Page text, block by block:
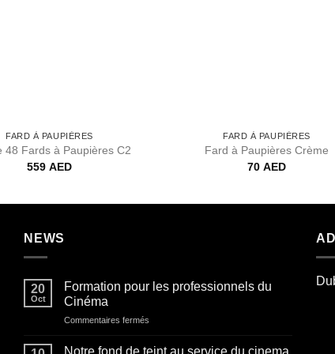
FARD À PAUPIÈRES
48 Fards à Paupières C2
559 AED
FARD À PAUPIÈRES
Fard à Paupières Crème
70 AED
NEWS
20
Oct
Formation pour les professionnels du
Cinéma
Commentaires fermés
pour
Notre fond de teint au service du cinema